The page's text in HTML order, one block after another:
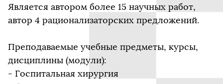
Является автором более 15 научных работ,
автор 4 рационализаторских предложений.
Преподаваемые учебные предметы, курсы,
дисциплины (модули):
- Госпитальная хирургия